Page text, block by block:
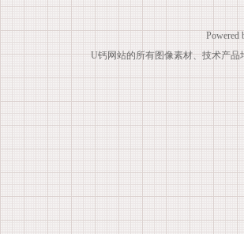
Powered
U钙网站的所有图像素材、技术产